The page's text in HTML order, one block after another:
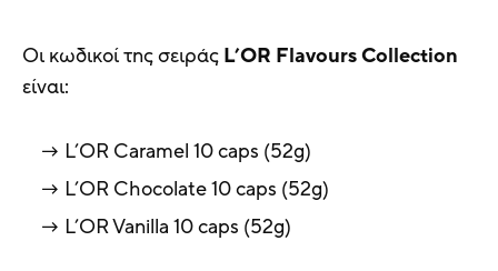
Οι κωδικοί της σειράς L’OR FlavoursCollection
είναι:
L’OR Caramel 10 caps (52g)
L’OR Chocolate 10 caps (52g)
L’OR Vanilla 10 caps (52g)